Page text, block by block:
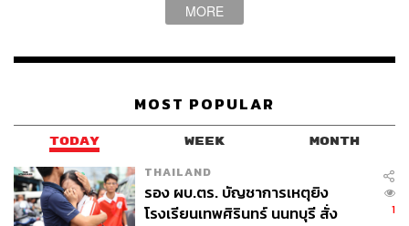
MORE
MOST POPULAR
TODAY WEEK MONTH
THAILAND
รอง ผบ.ตร. บัญชาการเหตุยิง
โรงเรียนเทพศิรินทร์ นนทบุรี สั่ง
1